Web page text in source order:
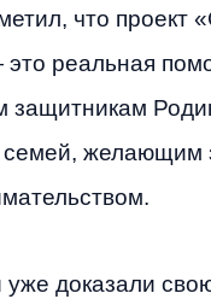
что проект
реальная
защитникам
желающим
доказали